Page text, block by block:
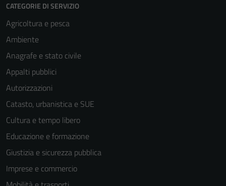
CATEGORIE DI SERVIZIO
Agricoltura e pesca
Ambiente
Anagrafe e stato civile
Appalti pubblici
Autorizzazioni
Catasto, urbanistica e SUE
Cultura e tempo libero
Educazione e formazione
Giustizia e sicurezza pubblica
Imprese e commercio